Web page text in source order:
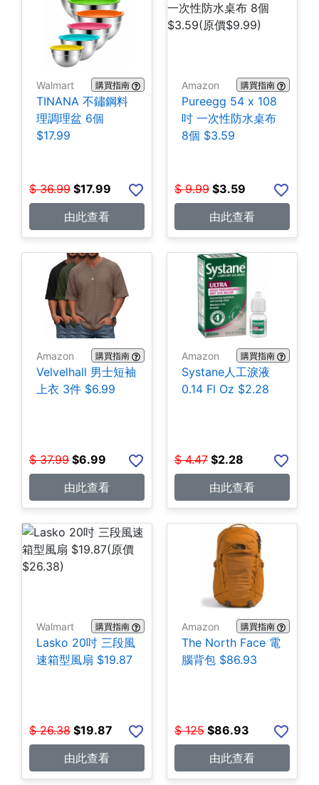
Walmart 購買指南
TINANA 不鏽鋼料
理調理盆 6個
$17.99
$ 36.99 $17.99
由此查看
Amazon 購買指南
Pureegg 54 x 108
吋 一次性防水桌布
8個 $3.59
$ 9.99 $3.59
由此查看
Amazon 購買指南
Velvelhall 男士短袖
上衣 3件 $6.99
$ 37.99 $6.99
由此查看
Amazon 購買指南
Systane人工淚液
0.14 Fl Oz $2.28
$ 4.47 $2.28
由此查看
Walmart 購買指南
Lasko 20吋 三段風
速箱型風扇 $19.87
$ 26.38 $19.87
由此查看
Amazon 購買指南
The North Face 電
腦背包 $86.93
$ 125 $86.93
由此查看